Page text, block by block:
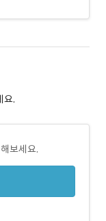
요.
보세요.